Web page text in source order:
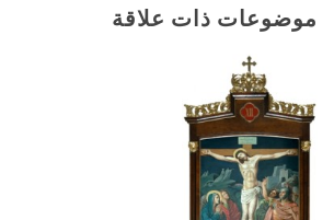
موضوعات ذات علاقة